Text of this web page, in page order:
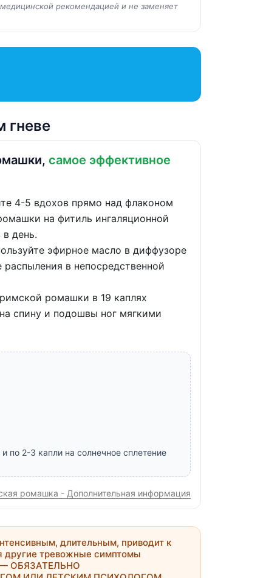
рекомендацией и не заменяет
гневе
самое эффективное
4-5 вдохов прямо над флаконом
на фитиль ингаляционной
день.
эфирное масло в диффузоре
распыления в непосредственной
ромашки в 19 каплях
спину и подошвы ног мягкими
по 2-3 капли на солнечное сплетение
ромашка - Дополнительная информация
длительным, приводит к
другие тревожные симптомы
— ОБЯЗАТЕЛЬНО